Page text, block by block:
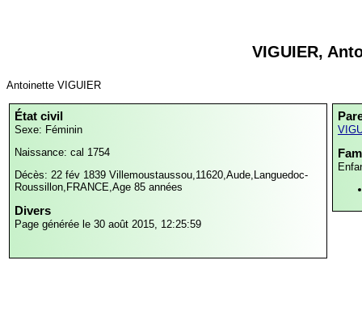
VIGUIER,
Antoinette VIGUIER
État civil
Sexe: Féminin
Naissance: cal 1754
Décès: 22 fév 1839 Villemoustaussou,11620,Aude,Languedoc-
Roussillon,FRANCE,Age 85 années
Divers
Page générée le 30 août 2015, 12:25:59